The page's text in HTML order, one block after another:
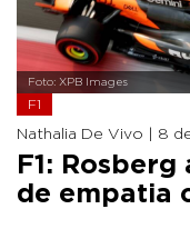
Foto: XPB Images
F1
Nathalia De Vivo | 8
F1:
de empatia